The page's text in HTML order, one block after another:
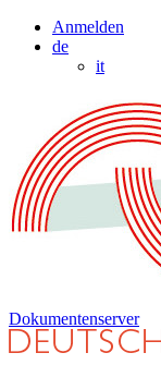
Anmelden
de
it
Dokumentenserver